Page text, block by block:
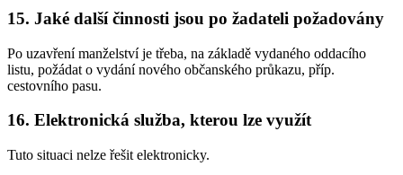
15. Jaké další činnosti jsou po žadateli požadovány
Po uzavření manželství je třeba, na základě vydaného oddacího
listu, požádat o vydání nového občanského průkazu, příp.
cestovního pasu.
16. Elektronická služba, kterou lze využít
Tuto situaci nelze řešit elektronicky.